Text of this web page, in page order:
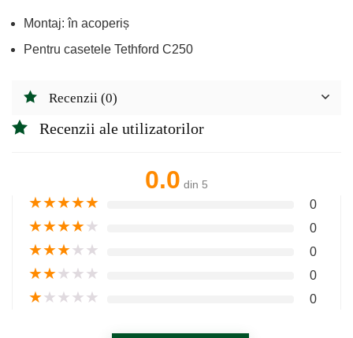
Montaj: în acoperiș
Pentru casetele Tethford C250
Recenzii (0)
Recenzii ale utilizatorilor
0.0 din 5
★★★★★ 0
★★★★★ 0
★★★★★ 0
★★★★★ 0
★★★★★ 0